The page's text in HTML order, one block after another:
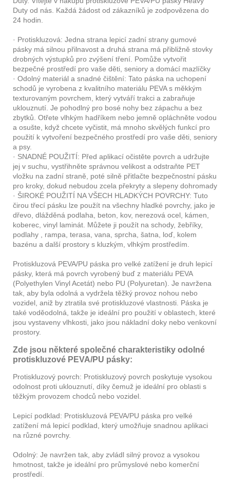
Duty od nás. Každá žádost od zákazníků je zodpovězena do
24 hodin.
· Protiskluzová: Jedna strana lepicí zadní strany gumové
pásky má silnou přilnavost a druhá strana má přibližně stovky
drobných výstupků pro zvýšení tření. Pomůže vytvořit
bezpečné prostředí pro vaše děti, seniory a domácí mazlíčky
· Odolný materiál a snadné čištění: Tato páska na uchopení
schodů je vyrobena z kvalitního materiálu PEVA s měkkým
texturovaným povrchem, který vytváří trakci a zabraňuje
uklouznutí. Je pohodlný pro bosé nohy bez zápachu a bez
zbytků. Otřete vlhkým hadříkem nebo jemně opláchněte vodou
a osušte, když chcete vyčistit, má mnoho skvělých funkcí pro
použití k vytvoření bezpečného prostředí pro vaše děti, seniory
a psy.
· SNADNÉ POUŽITÍ: Před aplikací očistěte povrch a udržujte
jej v suchu, vystřihněte správnou velikost a odstraňte PET
vložku na zadní straně, poté silně přitlačte bezpečnostní pásku
pro kroky, dokud nebudou zcela překryty a slepeny dohromady
· ŠIROKÉ POUŽITÍ NA VŠECH HLADKÝCH POVRCHY: Tuto
čirou třecí pásku lze použít na všechny hladké povrchy, jako je
dřevo, dlážděná podlaha, beton, kov, nerezová ocel, kámen,
koberec, vinyl laminát. Můžete ji použít na schody, žebříky,
podlahy , rampa, terasa, vana, sprcha, šatna, loď, kolem
bazénu a další prostory s kluzkým, vlhkým prostředím.
Protiskluzová PEVA/PU páska pro velké zatížení je druh lepicí
pásky, která má povrch vyrobený buď z materiálu PEVA
(Polyethylen Vinyl Acetát) nebo PU (Polyuretan). Je navržena
tak, aby byla odolná a vydržela těžký provoz nohou nebo
vozidel, aniž by ztratila své protiskluzové vlastnosti. Páska je
také voděodolná, takže je ideální pro použití v oblastech, které
jsou vystaveny vlhkosti, jako jsou nákladní doky nebo venkovní
prostory.
Zde jsou některé společné charakteristiky odolné
protiskluzové PEVA/PU pásky:
Protiskluzový povrch: Protiskluzový povrch poskytuje vysokou
odolnost proti uklouznutí, díky čemuž je ideální pro oblasti s
těžkým provozem chodců nebo vozidel.
Lepicí podklad: Protiskluzová PEVA/PU páska pro velké
zatížení má lepicí podklad, který umožňuje snadnou aplikaci
na různé povrchy.
Odolný: Je navržen tak, aby zvládl silný provoz a vysokou
hmotnost, takže je ideální pro průmyslové nebo komerční
prostředí.